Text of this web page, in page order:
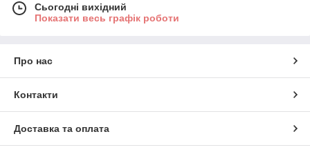
Сьогодні вихідний
Показати весь графік роботи
Про нас
Контакти
Доставка та оплата